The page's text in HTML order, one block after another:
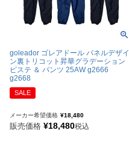
goleador ゴレアドール パネルデザイ
ン裏トリコット昇華グラデーション
ピステ ＆ パンツ 25AW g2666
g2668
SALE
メーカー希望価格 ¥18,480
販売価格 ¥18,480税込